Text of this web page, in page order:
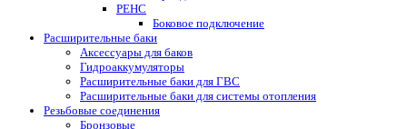
РЕНС
Боковое подключение
Расширительные баки
Аксессуары для баков
Гидроаккумуляторы
Расширительные баки для ГВС
Расширительные баки для системы отопления
Резьбовые соединения
Бронзовые